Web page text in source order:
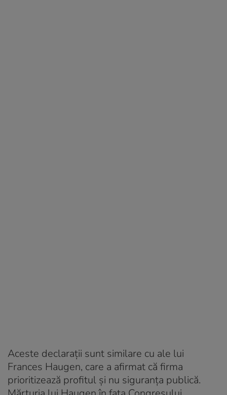
Aceste declarații sunt similare cu ale lui
Frances Haugen, care a afirmat că firma
prioritizează profitul și nu siguranța publică.